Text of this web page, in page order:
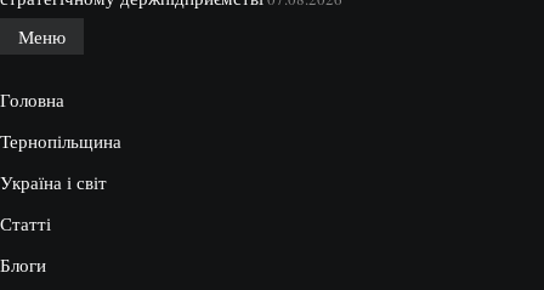
Меню
Головна
Тернопільщина
Україна і світ
Статті
Блоги